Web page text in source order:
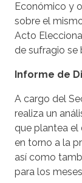
Económico y
sobre el
Acto
de sufragio se
Informe de
A cargo del
realiza un
que plantea
en torno a la
así como
para los